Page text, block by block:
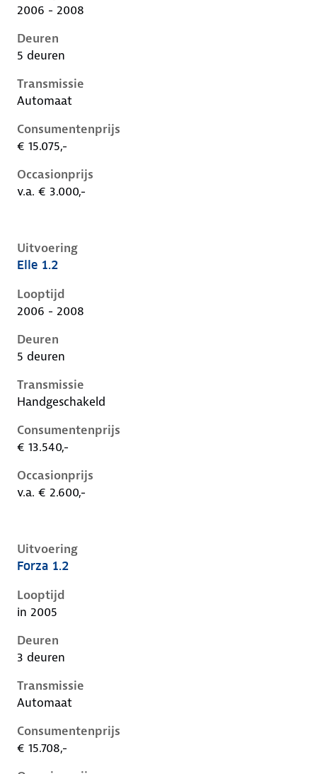
2006 - 2008
Deuren
5 deuren
Transmissie
Automaat
Consumentenprijs
€ 15.075,-
Occasionprijs
v.a. € 3.000,-
Uitvoering
Nissan Micra iii-k12-1e-facelift, 1.2, 59 kW, Benzine,
Elle 1.2
Looptijd
2006 - 2008
Deuren
5 deuren
Transmissie
Handgeschakeld
Consumentenprijs
€ 13.540,-
Occasionprijs
v.a. € 2.600,-
Uitvoering
Nissan Micra iii-k12-1e-facelift, 1.2, 59 kW, Benzine,
Forza 1.2
Looptijd
in 2005
Deuren
3 deuren
Transmissie
Automaat
Consumentenprijs
€ 15.708,-